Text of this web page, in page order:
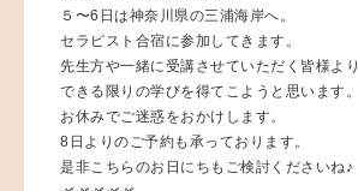
５〜6日は神奈川県の三浦海岸へ。
セラピスト合宿に参加してきます。
先生方や一緒に受講させていただく皆様より
できる限りの学びを得てこようと思います。
お休みでご迷惑をおかけします。
8日よりのご予約も承っております。
是非こちらのお日にちもご検討くださいね♪